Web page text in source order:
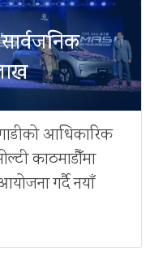
गाडीको आधिकारिक
काठमाडौँमा
गर्दै नयाँ